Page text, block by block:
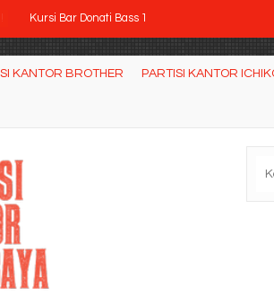
Kursi Bar Donati Bass 1
Kursi Direktur Brother BR 111 AH
Kursi Kantor DONATI DO - 129 (Oscar/Fabric)
KANTOR BROTHER PARTISI KANTOR